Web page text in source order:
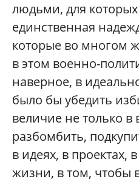
людьми, для
единственная
которые во многом
в этом военно-
наверное, в
было бы убедить
величие не только в
разбомбить,
в идеях, в проектах,
жизни, в том, чтобы